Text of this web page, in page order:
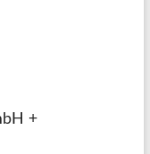
+